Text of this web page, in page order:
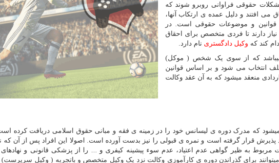
حقوقی فراوانی روبرو شوند که
می افتند و دلیل عمده ی ارتکاب آنها،
قوانین و موضوعات حقوقی است. در
نیاز دارند تا فردی متخصص برای احقاق
کند که وکیل دادگستری نام دارد.
که از سوی یک شخص ( موکل)
انتخاب می شود و بر اساس قوانین
منعقد میشود که به آن عقد وکالت
که مدرک دوره ی لیسانس خود را در زمینه ی فقه و مبانی حقوق اسلامی دریافت کرده
پذیرش قرار گرفته است و نمره ی قبولی را نیز بدست آورده است. اصولا این افراد پس از آن که
به ظیر گواهی عدم اعتیاد، عدم سوء پیشینه کیفری و ... را از پزشکی قانونی و نهاد‌های
میتوانند برای گذراندن دوره ی کارآموزی وکالت نزد یک وکیل متخصص و باتجربه ( وکیل سرپرست)